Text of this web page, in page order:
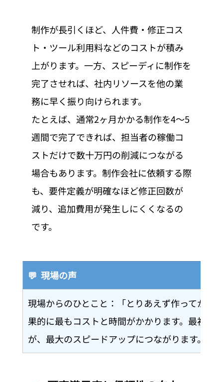
制作が長引くほど、人件費・修正コス
ト・ツール利用料などのコストが積み
上がります。一方、スピーディに制作を
完了させれば、社内リソースを他の業
務に早く振り向けられます。
たとえば、通常2ヶ月かかる制作を4〜5
週間で完了できれば、担当者の稼働コ
ストだけで数十万円の削減につながる
場合もあります。制作会社に依頼する際
も、要件定義が明確なほど修正回数が
減り、追加費用が発生しにくくなるの
です。
💬  現場の声
現場からのひとこと：「とりあえず作ってから
果的に最もコストと時間がかかります。最初の
が、最大のスピードアップにつながります。